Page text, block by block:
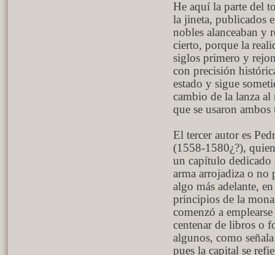
He aquí la parte del
la jineta, publicados
nobles alanceaban y
cierto, porque la
siglos primero y
con precisión
estado y sigue
cambio de la lanza
que se usaron
El tercer autor es
(1558-1580¿?),
un capítulo dedicado
arma arrojadiza o no
algo más adelante,
principios de la
comenzó a
centenar de libros o
algunos, como
pues la capital se